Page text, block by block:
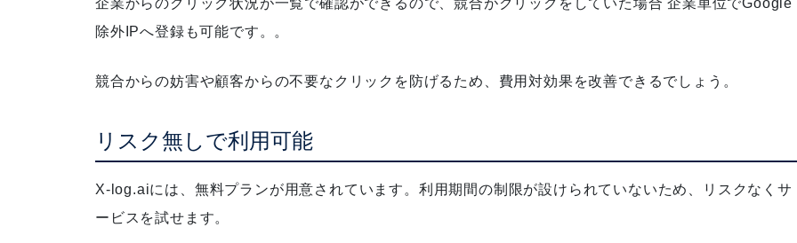
除外IPへ登録も可能です。 。
競合からの妨害や顧客からの不要なクリックを防げるため、費用対効果を改善できるでしょう。
リスク無しで利用可能
X-log.aiには、無料プランが用意されています。 利用期間の制限が設けられていないため、リスクなくサ
ービスを試せます。